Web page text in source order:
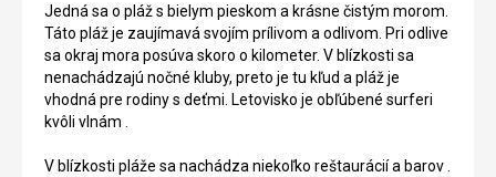
Jedná sa o pláž s bielym pieskom a krásne čistým morom.
Táto pláž je zaujímavá svojím prílivom a odlivom. Pri odlive
sa okraj mora posúva skoro o kilometer. V blízkosti sa
nenachádzajú nočné kluby, preto je tu kľud a pláž je
vhodná pre rodiny s deťmi. Letovisko je obľúbené surferi
kvôli vlnám .
V blízkosti pláže sa nachádza niekoľko reštaurácií a barov .